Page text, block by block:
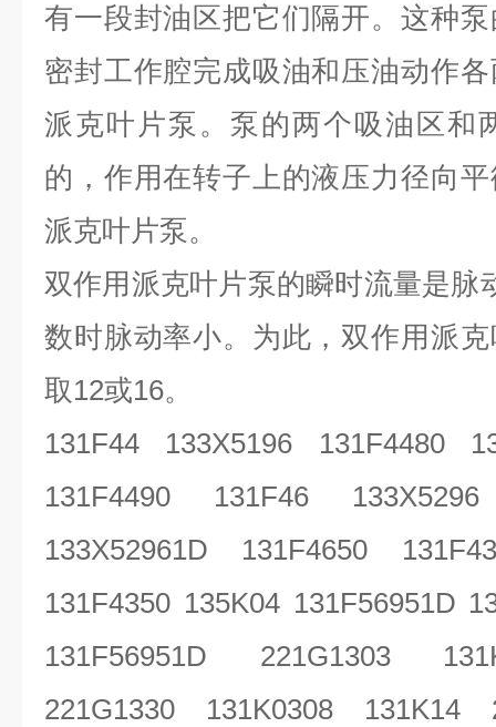
有一段封油区把它们隔开。这种
密封工作腔完成吸油和压油动作
派克叶片泵。泵的两个吸油区和
的，作用在转子上的液压力径向
派克叶片泵。
双作用派克叶片泵的瞬时流量是脉
数时脉动率小。为此，双作用派
取12或16。
131F44 133X5196 131F4480
131F4490 131F46
133X52961D 131F4650
131F4350 135K04 131F56951D
131F56951D 221G1303
221G1330 131K0308 131K14